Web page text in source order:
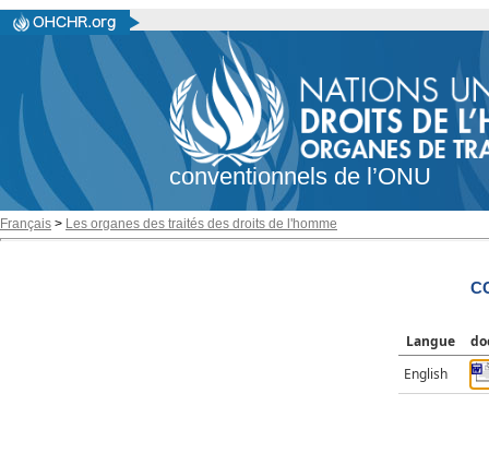
conventionnels de l’ONU
Français > Les organes des traités des droits de l'homme
Langue
English